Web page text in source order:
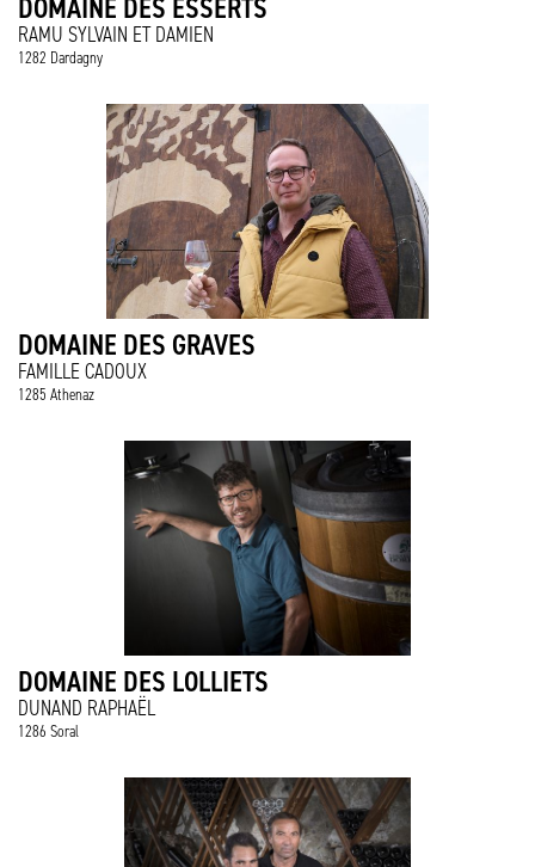
DOMAINE DES ESSERTS
RAMU SYLVAIN ET DAMIEN
1282 Dardagny
DOMAINE DES GRAVES
FAMILLE CADOUX
1285 Athenaz
DOMAINE DES LOLLIETS
DUNAND RAPHAËL
1286 Soral